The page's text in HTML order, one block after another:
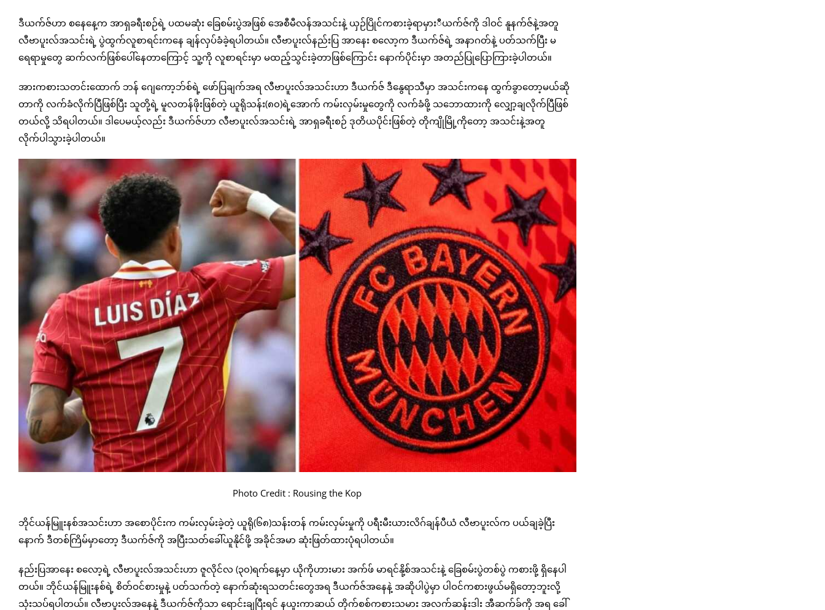
ဒီယက်ဇ်ဟာ စနေနေ့က အာရှခရီးစဉ်ရဲ့ ပထမဆုံး ခြေစမ်းပွဲအဖြစ် အေစီမီလန်အသင်းနဲ့ ယှဉ်ပြိုင်ကစားခဲ့ရာမှားီယက်ဇ်ကို ဒါဝင် နူနက်ဇ်နဲ့အတူ
လီဗာပူးလ်အသင်းရဲ့ ပွဲထွက်လူစာရင်းကနေ ချန်လှပ်ခံခဲ့ရပါတယ်။ လီဗာပူးလ်နည်းပြ အာနေး စလော့က ဒီယက်ဇ်ရဲ့ အနာဂတ်နဲ့ ပတ်သက်ပြီး မ
ရေရာမှုတွေ ဆက်လက်ဖြစ်ပေါ်နေတာကြောင့် သူ့ကို လူစာရင်းမှာ မထည့်သွင်းခဲ့တာဖြစ်ကြောင်း နောက်ပိုင်းမှာ အတည်ပြုပြောကြားခဲ့ပါတယ်။
အားကစားသတင်းထောက် ဘန် ဂျေကော့ဘ်စ်ရဲ့ ဖော်ပြချက်အရ လီဗာပူးလ်အသင်းဟာ ဒီယက်ဇ် ဒီနွေရာသီမှာ အသင်းကနေ ထွက်ခွာတော့မယ်ဆို
တာကို လက်ခံလိုက်ပြီဖြစ်ပြီး သူတို့ရဲ့ မူလတန်ဖိုးဖြစ်တဲ့ ယူရိုသန်း(၈၀)ရဲ့အောက် ကမ်းလှမ်းမှုတွေကို လက်ခံဖို့ သဘောထားကို လျှော့ချလိုက်ပြီဖြစ်
တယ်လို့ သိရပါတယ်။ ဒါပေမယ့်လည်း ဒီယက်ဇ်ဟာ လီဗာပူးလ်အသင်းရဲ့ အာရှခရီးစဉ် ဒုတိယပိုင်းဖြစ်တဲ့ တိုကျိုမြို့ကိုတော့ အသင်းနဲ့အတူ
လိုက်ပါသွားခဲ့ပါတယ်။
Photo Credit : Rousing the Kop
ဘိုင်ယန်မြူးနစ်အသင်းဟာ အစောပိုင်းက ကမ်းလှမ်းခဲ့တဲ့ ယူရို(၆၈)သန်းတန် ကမ်းလှမ်းမှုကို ပရီးမီးယားလိဂ်ချန်ပီယံ လီဗာပူးလ်က ပယ်ချခဲ့ပြီး
နောက် ဒီတစ်ကြိမ်မှာတော့ ဒီယက်ဇ်ကို အပြီးသတ်ခေါ်ယူနိုင်ဖို့ အခိုင်အမာ ဆုံးဖြတ်ထားပုံရပါတယ်။
နည်းပြအာနေး စလော့ရဲ့ လီဗာပူးလ်အသင်းဟာ ဇူလိုင်လ (၃၀)ရက်နေ့မှာ ယိုကိုဟားမား အက်ဖ် မာရင်နို့စ်အသင်းနဲ့ ခြေစမ်းပွဲတစ်ပွဲ ကစားဖို့ ရှိနေပါ
တယ်။ ဘိုင်ယန်မြူးနစ်ရဲ့ စိတ်ဝင်စားမှုနဲ့ ပတ်သက်တဲ့ နောက်ဆုံးရသတင်းတွေအရ ဒီယက်ဇ်အနေနဲ့ အဆိုပါပွဲမှာ ပါဝင်ကစားဖွယ်မရှိတော့ဘူးလို့
သုံးသပ်ရပါတယ်။ လီဗာပူးလ်အနေနဲ့ ဒီယက်ဇ်ကိုသာ ရောင်းချပြီးရင် နယူးကာဆယ် တိုက်စစ်ကစားသမား အလက်ဆန်းဒါး အီဆက်ခ်ကို အရ ခေါ်